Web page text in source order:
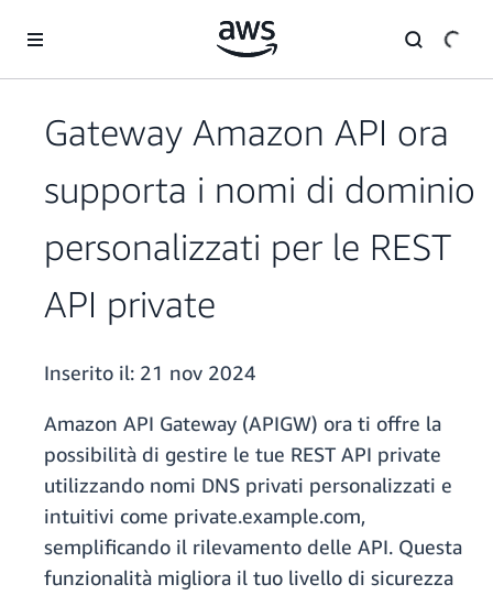
Gateway Amazon API ora
supporta i nomi di dominio
personalizzati per le REST
API private
Inserito il: 21 nov 2024
Amazon API Gateway (APIGW) ora ti offre la
possibilità di gestire le tue REST API private
utilizzando nomi DNS privati personalizzati e
intuitivi come private.example.com,
semplificando il rilevamento delle API. Questa
funzionalità migliora il tuo livello di sicurezza